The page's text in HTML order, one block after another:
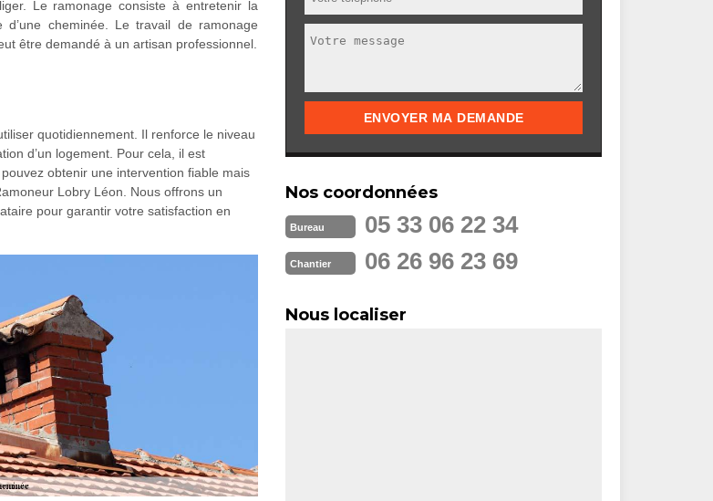
Le ramonage consiste à entretenir la
d’une cheminée. Le travail de ramonage
être demandé à un artisan professionnel.
quotidiennement. Il renforce le niveau
d’un logement. Pour cela, il est
obtenir une intervention fiable mais
Lobry Léon. Nous offrons un
pour garantir votre satisfaction en
Nos coordonnées
Bureau 05 33 06 22 34
Chantier 06 26 96 23 69
Nous localiser